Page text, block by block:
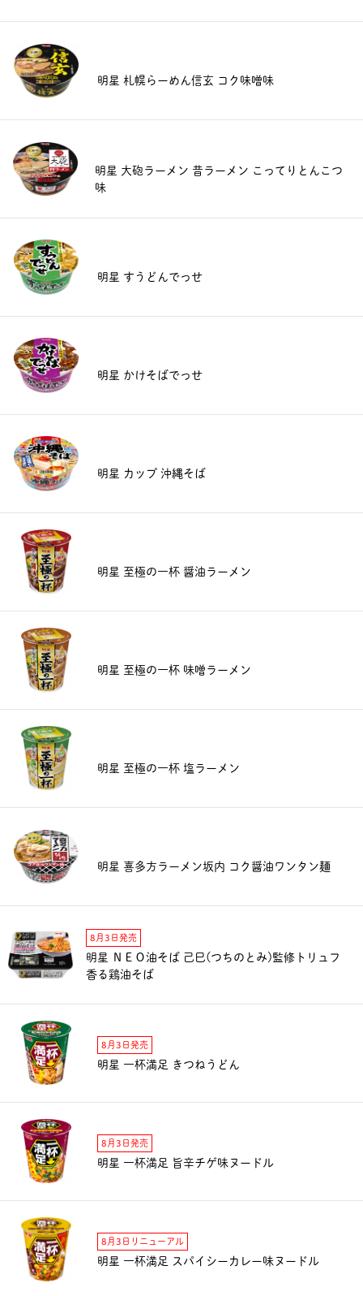
明星 札幌らーめん信玄 コク味噌味
明星 大砲ラーメン 昔ラーメン こってりとんこつ
味
明星 すうどんでっせ
明星 かけそばでっせ
明星 カップ 沖縄そば
明星 至極の一杯 醤油ラーメン
明星 至極の一杯 味噌ラーメン
明星 至極の一杯 塩ラーメン
明星 喜多方ラーメン坂内 コク醤油ワンタン麺
8月3日発売
明星 ＮＥＯ油そば 己巳(つちのとみ)監修トリュフ
香る鶏油そば
8月3日発売
明星 一杯満足 きつねうどん
8月3日発売
明星 一杯満足 旨辛チゲ味ヌードル
8月3日リニューアル
明星 一杯満足 スパイシーカレー味ヌードル